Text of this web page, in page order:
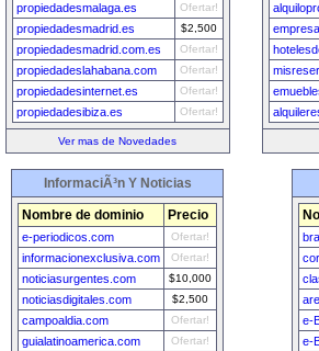
propiedadesmalaga.es Ofertar!
propiedadesmadrid.es $2,500
propiedadesmadrid.com.es Ofertar!
propiedadeslahabana.com Ofertar!
propiedadesinternet.es Ofertar!
propiedadesibiza.es Ofertar!
Ver mas de Novedades
InformaciÃ³n Y Noticias
Nombre de dominio Precio
e-periodicos.com Ofertar!
informacionexclusiva.com Ofertar!
noticiasurgentes.com $10,000
noticiasdigitales.com $2,500
campoaldia.com Ofertar!
guialatinoamerica.com Ofertar!
e-
e-